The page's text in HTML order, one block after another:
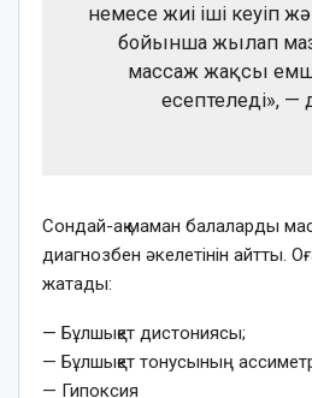
немесе жиі іші кеуіп
бойынша жылап
массаж жақсы
есептеледі», —
Сондай-ақ маман балаларды
диагнозбен әкелетінін айтты.
жатады:
— Бұлшықет дистониясы;
— Бұлшықет тонусының
— Гипоксия